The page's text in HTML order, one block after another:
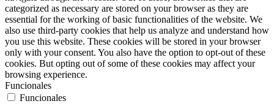
categorized as necessary are stored on your browser as they are
essential for the working of basic functionalities of the website. We
also use third-party cookies that help us analyze and understand how
you use this website. These cookies will be stored in your browser
only with your consent. You also have the option to opt-out of these
cookies. But opting out of some of these cookies may affect your
browsing experience.
Funcionales
Funcionales